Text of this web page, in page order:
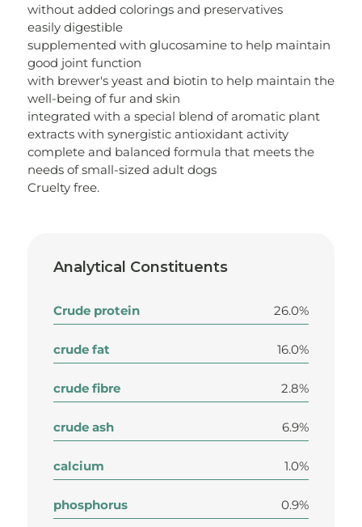
without added colorings and preservatives
easily digestible
supplemented with glucosamine to help maintain
good joint function
with brewer's yeast and biotin to help maintain the
well-being of fur and skin
integrated with a special blend of aromatic plant
extracts with synergistic antioxidant activity
complete and balanced formula that meets the
needs of small-sized adult dogs
Cruelty free.
Analytical Constituents
Crude protein 26.0%
crude fat 16.0%
crude fibre 2.8%
crude ash 6.9%
calcium 1.0%
phosphorus 0.9%